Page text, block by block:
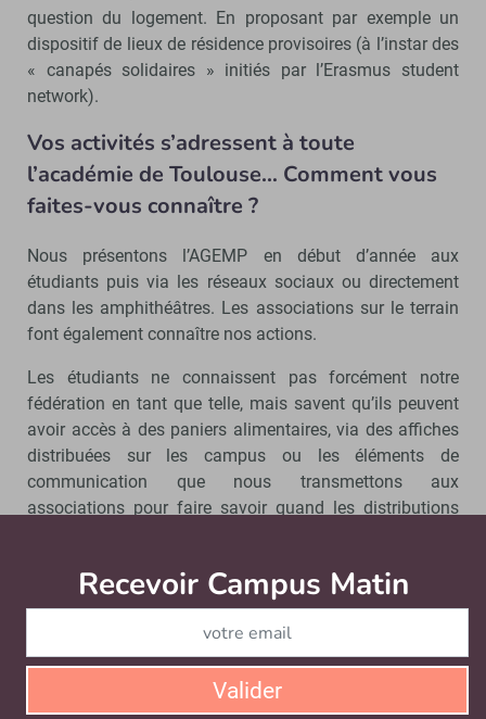
question du logement. En proposant par exemple un
dispositif de lieux de résidence provisoires (à l’instar des
« canapés solidaires » initiés par l’Erasmus student
network).
Vos activités s’adressent à toute
l’académie de Toulouse… Comment vous
faites-vous connaître ?
Nous présentons l’AGEMP en début d’année aux
étudiants puis via les réseaux sociaux ou directement
dans les amphithéâtres. Les associations sur le terrain
font également connaître nos actions.
Les étudiants ne connaissent pas forcément notre
fédération en tant que telle, mais savent qu’ils peuvent
avoir accès à des paniers alimentaires, via des affiches
distribuées sur les campus ou les éléments de
communication que nous transmettons aux
associations pour faire savoir quand les distributions
L’information passe, même aux étudiants qui ne sont
pas reliés à des associations, notamment grâce à la
communication faite autour de l’épicerie solidaire
pendant la crise Covid.
Pour porter un projet dans chaque
Recevoir Campus Matin
Valider